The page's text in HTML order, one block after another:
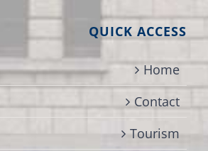
QUICK ACCESS
Home
Contact
Tourism